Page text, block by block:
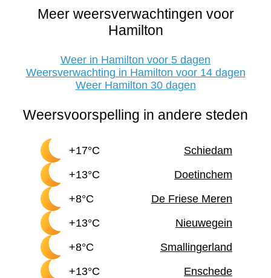
Meer weersverwachtingen voor
Hamilton
Weer in Hamilton voor 5 dagen
Weersverwachting in Hamilton voor 14 dagen
Weer Hamilton 30 dagen
Weersvoorspelling in andere steden
+17°C
Schiedam
+13°C
Doetinchem
+8°C
De Friese Meren
+13°C
Nieuwegein
+8°C
Smallingerland
+13°C
Enschede